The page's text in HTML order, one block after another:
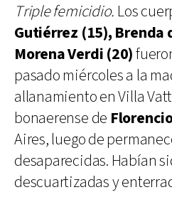
Triple femicidio. Los
Gutiérrez (15), Brenda
Morena Verdi (20)
pasado miércoles a la
allanamiento en Villa
bonaerense de
Aires, luego de
desaparecidas. Habían
descuartizadas y